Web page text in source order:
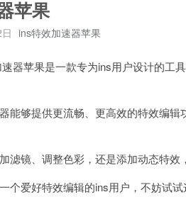
苹果
ins特效加速器苹果
苹果是一款专为ins用户设计的工
够提供更流畅、更高效的特效编辑
镜、调整色彩，还是添加动态特效
爱好特效编辑的ins用户，不妨试试